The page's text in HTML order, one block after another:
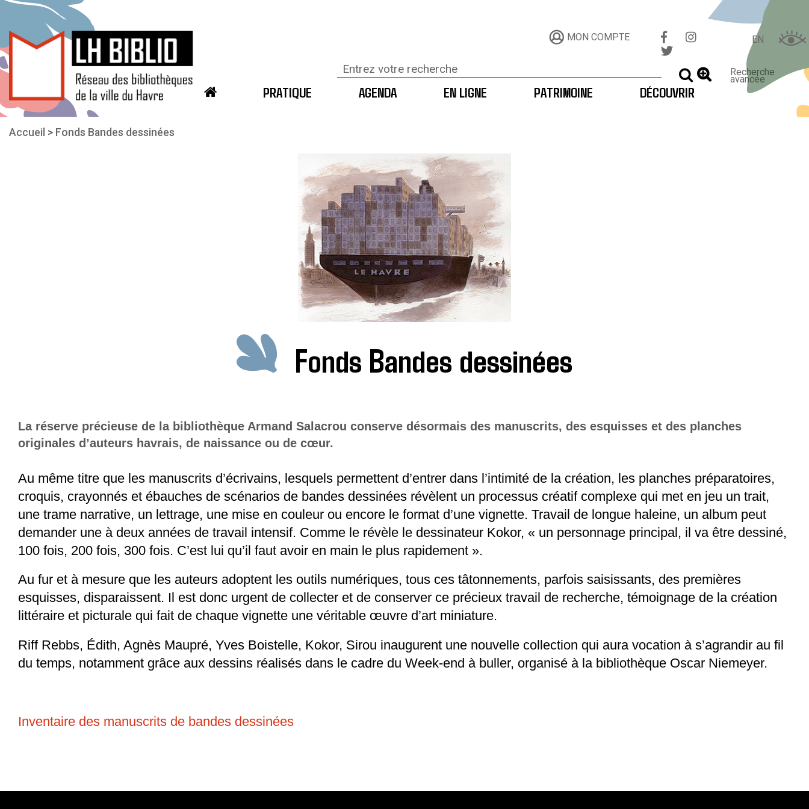
Aller au contenu principal
MON COMPTE EN
LANCER LA RECHERCHE
Recherche
avancée
PRATIQUE AGENDA EN LIGNE PATRIMOINE DÉCOUVRIR
Vous êtes ici
Accueil Fonds Bandes dessinées
Fonds Bandes dessinées
La réserve précieuse de la bibliothèque Armand Salacrou conserve désormais des manuscrits, des esquisses et des planches
originales d’auteurs havrais, de naissance ou de cœur.
Au même titre que les manuscrits d’écrivains, lesquels permettent d’entrer dans l’intimité de la création, les planches préparatoires,
croquis, crayonnés et ébauches de scénarios de bandes dessinées révèlent un processus créatif complexe qui met en jeu un trait,
une trame narrative, un lettrage, une mise en couleur ou encore le format d’une vignette. Travail de longue haleine, un album peut
demander une à deux années de travail intensif. Comme le révèle le dessinateur Kokor, « un personnage principal, il va être dessiné,
100 fois, 200 fois, 300 fois. C’est lui qu’il faut avoir en main le plus rapidement ».
Au fur et à mesure que les auteurs adoptent les outils numériques, tous ces tâtonnements, parfois saisissants, des premières
esquisses, disparaissent. Il est donc urgent de collecter et de conserver ce précieux travail de recherche, témoignage de la création
littéraire et picturale qui fait de chaque vignette une véritable œuvre d’art miniature.
Riff Rebbs, Édith, Agnès Maupré, Yves Boistelle, Kokor, Sirou inaugurent une nouvelle collection qui aura vocation à s’agrandir au fil
du temps, notamment grâce aux dessins réalisés dans le cadre du Week-end à buller, organisé à la bibliothèque Oscar Niemeyer.
Inventaire des manuscrits de bandes dessinées